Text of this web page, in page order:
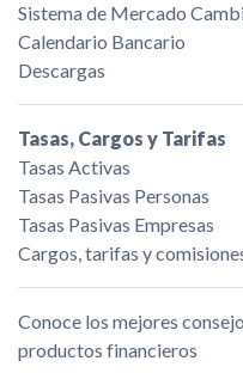
Sistema de Mercado
Calendario Bancario
Descargas
Tasas, Cargos y Tarifas
Tasas Activas
Tasas Pasivas Personas
Tasas Pasivas Empresas
Cargos, tarifas y
Conoce los mejores
productos financieros